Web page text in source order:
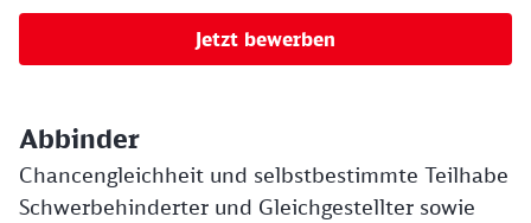
Jetzt bewerben
Abbinder
Chancengleichheit und selbstbestimmte Teilhabe
Schwerbehinderter und Gleichgestellter sowie